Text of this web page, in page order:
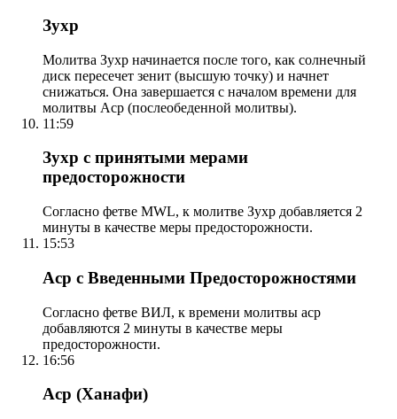
Зухр
Молитва Зухр начинается после того, как солнечный
диск пересечет зенит (высшую точку) и начнет
снижаться. Она завершается с началом времени для
молитвы Аср (послеобеденной молитвы).
11:59
Зухр с принятыми мерами
предосторожности
Согласно фетве MWL, к молитве Зухр добавляется 2
минуты в качестве меры предосторожности.
15:53
Аср с Введенными Предосторожностями
Согласно фетве ВИЛ, к времени молитвы аср
добавляются 2 минуты в качестве меры
предосторожности.
16:56
Аср (Ханафи)